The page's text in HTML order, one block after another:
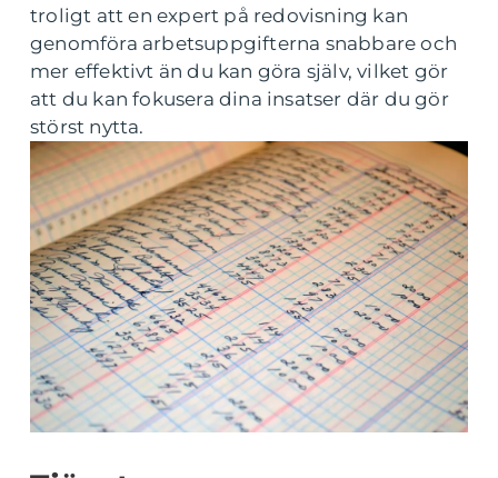
troligt att en expert på redovisning kan
genomföra arbetsuppgifterna snabbare och
mer effektivt än du kan göra själv, vilket gör
att du kan fokusera dina insatser där du gör
störst nytta.